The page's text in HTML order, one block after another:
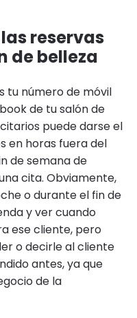
reservas
de belleza
tu número de móvil
de tu salón de
puede darse el
en horas fuera del
de semana de
cita. Obviamente,
o durante el fin de
y ver cuando
ese cliente, pero
o decirle al cliente
antes, ya que
de la